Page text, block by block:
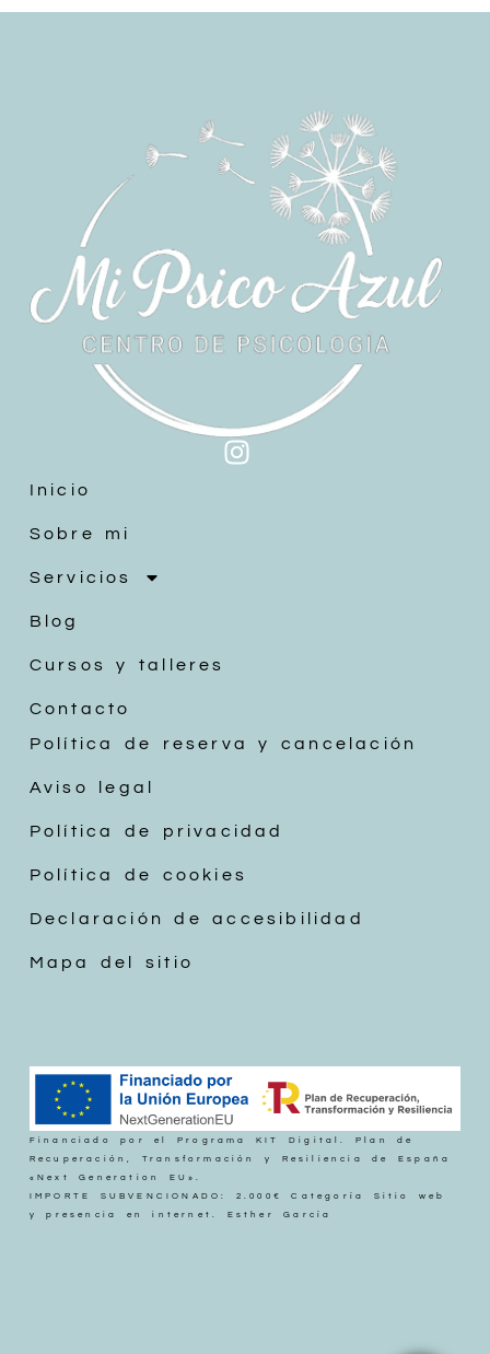
Inicio
Sobre mi
Servicios
Blog
Cursos y talleres
Contacto
Política de reserva y cancelación
Aviso legal
Política de privacidad
Política de cookies
Declaración de accesibilidad
Mapa del sitio
Financiado por el Programa KIT Digital. Plan de
Recuperación, Transformación y Resiliencia de España
«Next Generation EU».
IMPORTE SUBVENCIONADO: 2.000€ Categoría Sitio web
y presencia en internet. Esther García